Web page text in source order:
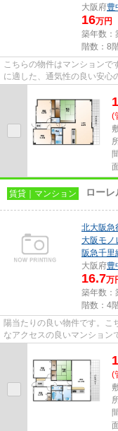
大阪府豊
16万円
築年数：
階数：8
こちらの物件はマンションで
に適した、通気性の良い安心
(
賃貸｜マンション ロー
北大阪急
大阪モノ
阪急千里
大阪府豊
16.7万
築年数：
階数：4
陽当たりの良い物件です。
なアクセスの良いマンション
(